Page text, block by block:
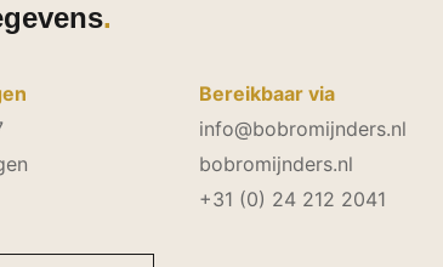
Bereikbaar via
info@bobromijnders.nl
bobromijnders.nl
+31 (0) 24 212 2041